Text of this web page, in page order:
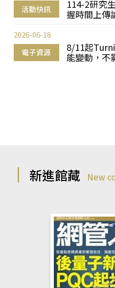
活動快訊
114-2研究
握時間上傳
電子資源
8/11起
能變動，不
2026-06-18
新進館藏 New